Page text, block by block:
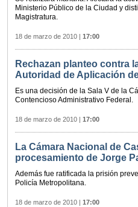
Ministerio Público de la Ciudad y
Magistratura.
18 de marzo de 2010 17:00
Rechazan planteo contra
Autoridad de Aplicación
Es una decisión de la Sala V de la
Contencioso Administrativo Federal.
18 de marzo de 2010 17:00
La Cámara Nacional de
procesamiento de Jorge
Además fue ratificada la prisión
Policía Metropolitana.
18 de marzo de 2010 17:00